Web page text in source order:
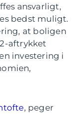
ansvarligt,
bedst muligt.
at boligen
aftrykket
investering i
, peger